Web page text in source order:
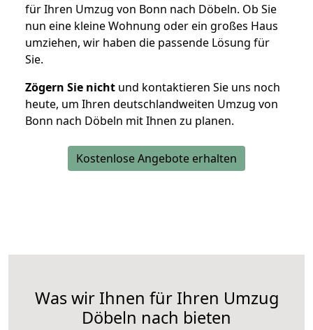
für Ihren Umzug von Bonn nach Döbeln. Ob Sie
nun eine kleine Wohnung oder ein großes Haus
umziehen, wir haben die passende Lösung für
Sie.
Zögern Sie nicht und kontaktieren Sie uns noch
heute, um Ihren deutschlandweiten Umzug von
Bonn nach Döbeln mit Ihnen zu planen.
Kostenlose Angebote erhalten
Was wir Ihnen für Ihren Umzug
Döbeln nach bieten